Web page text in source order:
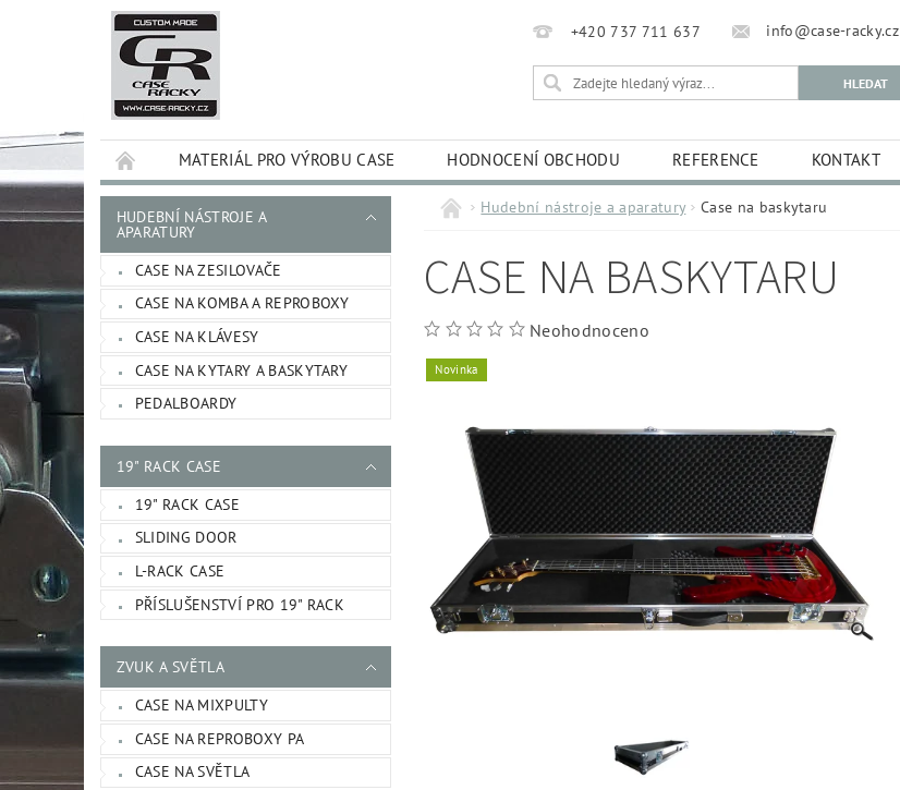
+420 737 711 637 info@case-racky.cz
MATERIÁL PRO VÝROBU CASE HODNOCENÍ OBCHODU REFERENCE KONTAKT
HUDEBNÍ NÁSTROJE A
APARATURY
CASE NA ZESILOVAČE
CASE NA KOMBA A REPROBOXY
CASE NA KLÁVESY
CASE NA KYTARY A BASKYTARY
PEDALBOARDY
19" RACK CASE
19" RACK CASE
SLIDING DOOR
L-RACK CASE
PŘÍSLUŠENSTVÍ PRO 19" RACK
ZVUK A SVĚTLA
CASE NA MIXPULTY
CASE NA REPROBOXY PA
CASE NA SVĚTLA
Hudební nástroje a aparatury Case na baskytaru
CASE NA BASKYTARU
Neohodnoceno
Novinka